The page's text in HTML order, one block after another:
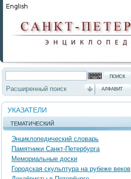
Расширенный поиск АЛФАВИТ
УКАЗАТЕЛИ
ТЕМАТИЧЕСКИЙ
Энциклопедический словарь
Памятники Санкт-Петербурга
Мемориальные доски
Городская скульптура на рубеже веков